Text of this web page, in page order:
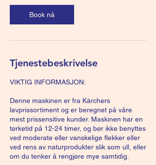
Book nå
Tjenestebeskrivelse
VIKTIG INFORMASJON:
Denne maskinen er fra Kärchers
lavprissortiment og er beregnet på våre
mest prissensitive kunder. Maskinen har en
tørketid på 12-24 timer, og bør ikke benyttes
ved moderate eller vanskelige flekker eller
ved rens av naturprodukter slik som ull, eller
om du tenker å rengjøre mye samtidig.